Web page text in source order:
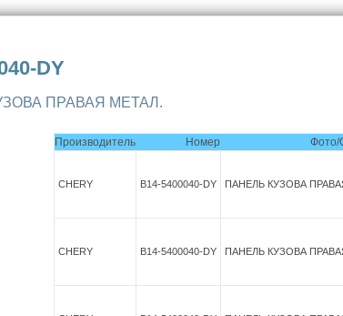
DY
ПРАВАЯ МЕТАЛ.
Производитель Номер Фото/
CHERY B14-5400040-DY ПАНЕЛЬ КУЗОВА
CHERY B14-5400040-DY ПАНЕЛЬ КУЗОВА